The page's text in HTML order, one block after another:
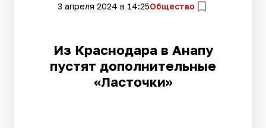
3 апреля 2024 в 14:25Общество
Из Краснодара в Анапу
пустят дополнительные
«Ласточки»